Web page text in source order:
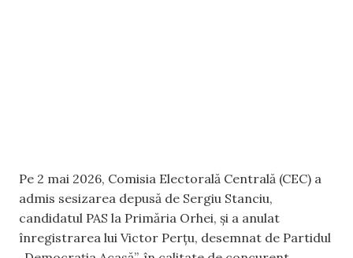
Pe 2 mai 2026, Comisia Electorală Centrală (CEC) a
admis sesizarea depusă de Sergiu Stanciu,
candidatul PAS la Primăria Orhei, și a anulat
înregistrarea lui Victor Perțu, desemnat de Partidul